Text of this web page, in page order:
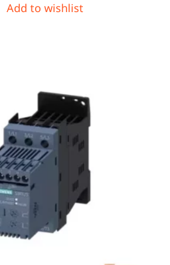
Add to wishlist